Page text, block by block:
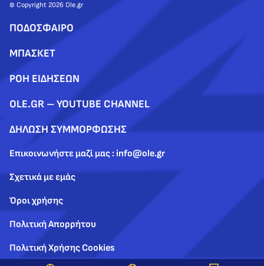
© Copyright 2026 Ole.gr
ΠΟΔΟΣΦΑΙΡΟ
ΜΠΑΣΚΕΤ
ΡΟΗ ΕΙΔΗΣΕΩΝ
OLE.GR – YOUTUBE CHANNEL
ΔΗΛΩΣΗ ΣΥΜΜΟΡΦΩΣΗΣ
Επικοινωνήστε μαζί μας : info@ole.gr
Σχετικά με εμάς
Όροι χρήσης
Πολιτική Απορρήτου
Πολιτική Χρήσης Cookies